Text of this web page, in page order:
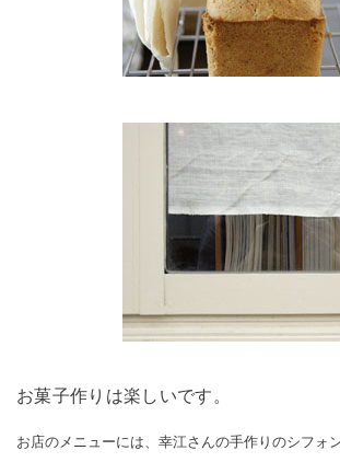
お菓子作りは楽しいです。
お店のメニューには、幸江さんの手作りのシフォ